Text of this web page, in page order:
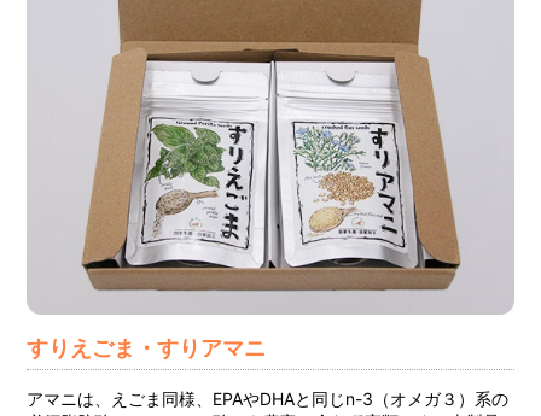
すりえごま・すりアマニ
アマニは、えごま同様、EPAやDHAと同じn-3（オメガ３）系の